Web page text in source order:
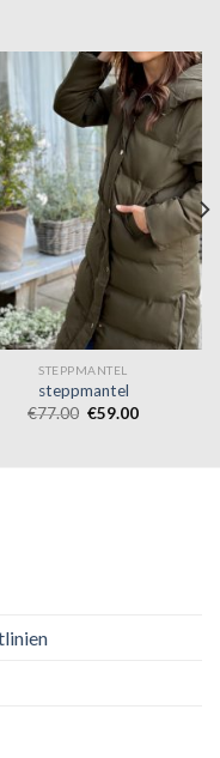
STEPPMANTEL
steppmantel
€77.00 €59.00